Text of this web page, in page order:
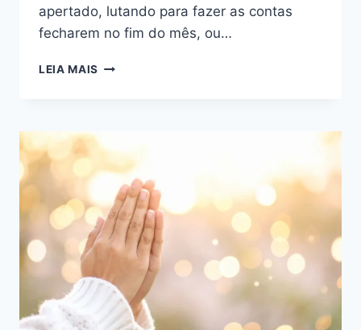
apertado, lutando para fazer as contas
fecharem no fim do mês, ou…
LEIA MAIS
TEM
DIREITO
COMO
SOLICITAR